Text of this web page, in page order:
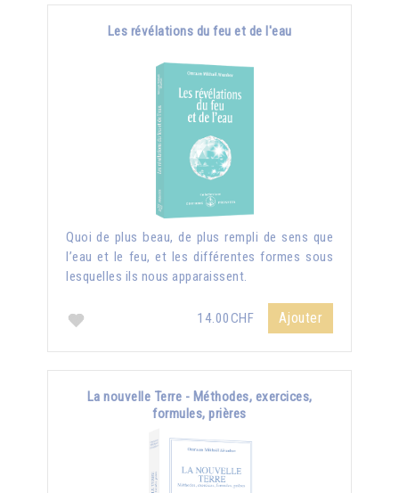
Les révélations du feu et de l'eau
Quoi de plus beau, de plus rempli de sens que
l’eau et le feu, et les différentes formes sous
lesquelles ils nous apparaissent.
14.00CHF Ajouter
La nouvelle Terre - Méthodes, exercices,
formules, prières